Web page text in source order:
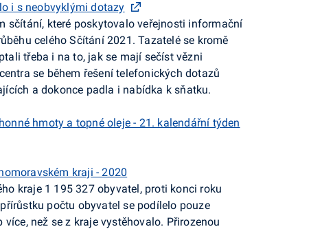
i s neobvyklými dotazy
sčítání, které poskytovalo veřejnosti informační
celého Sčítání 2021. Tazatelé se kromě
třeba i na to, jak se mají sečíst vězni
se během řešení telefonických dotazů
a dokonce padla i nabídka k sňatku.
hmoty a topné oleje - 21. kalendářní týden
kraji - 2020
kraje 1 195 327 obyvatel, proti konci roku
počtu obyvatel se podílelo pouze
než se z kraje vystěhovalo. Přirozenou